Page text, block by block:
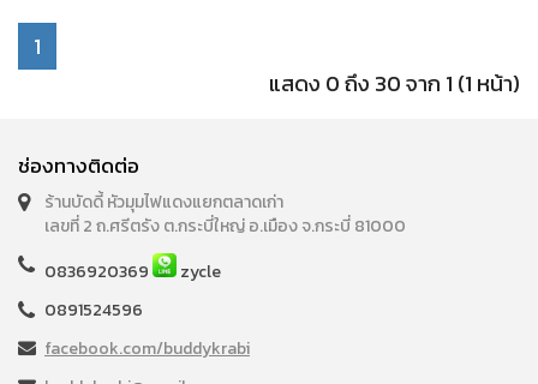
1
แสดง 0 ถึง 30 จาก 1 (1 หน้า)
ช่องทางติดต่อ
ร้านบัดดี้ หัวมุมไฟแดงแยกตลาดเก่า
เลขที่ 2 ถ.ศรีตรัง ต.กระบี่ใหญ่ อ.เมือง จ.กระบี่ 81000
0836920369
zycle
0891524596
facebook.com/buddykrabi